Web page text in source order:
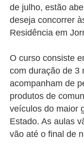
de julho, estão
deseja concorrer
Residência em
O curso consiste
com duração de 3
acompanham de
produtos de
veículos do maior
Estado. As aulas
vão até o final de